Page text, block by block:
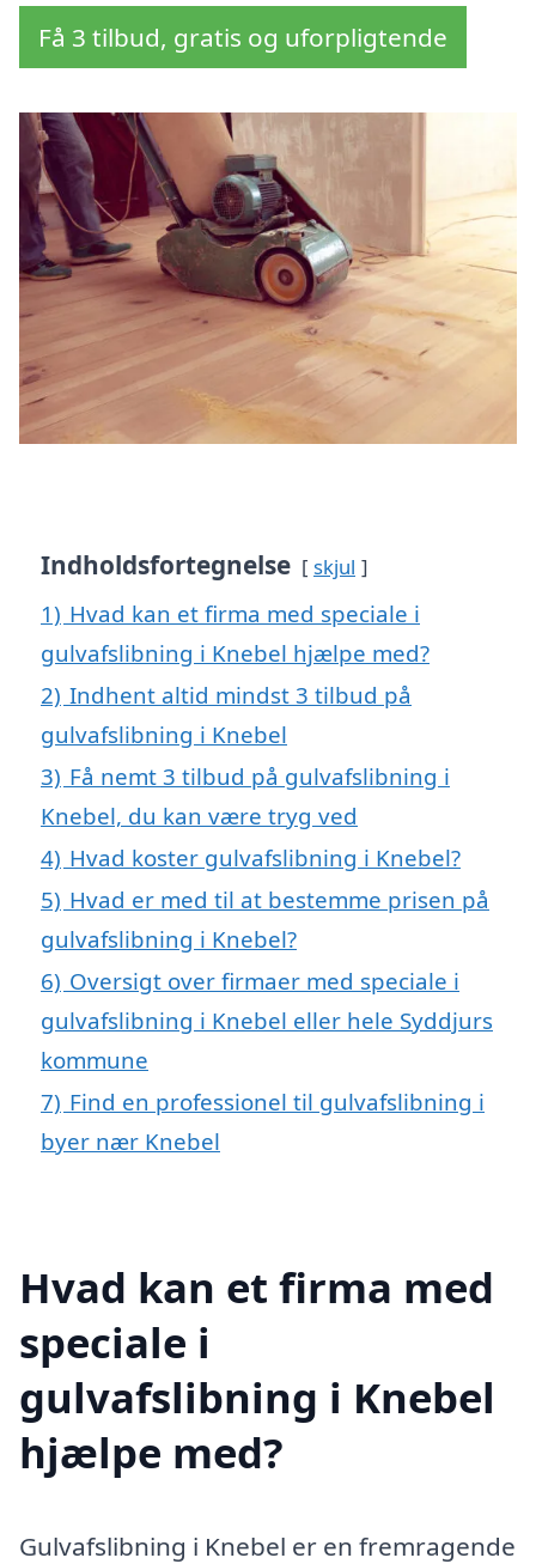
Få 3 tilbud, gratis og uforpligtende
Indholdsfortegnelse skjul
1) Hvad kan et firma med speciale i
gulvafslibning i Knebel hjælpe med?
2) Indhent altid mindst 3 tilbud på
gulvafslibning i Knebel
3) Få nemt 3 tilbud på gulvafslibning i
Knebel, du kan være tryg ved
4) Hvad koster gulvafslibning i Knebel?
5) Hvad er med til at bestemme prisen på
gulvafslibning i Knebel?
6) Oversigt over firmaer med speciale i
gulvafslibning i Knebel eller hele Syddjurs
kommune
7) Find en professionel til gulvafslibning i
byer nær Knebel
Hvad kan et firma med
speciale i
gulvafslibning i Knebel
hjælpe med?
Gulvafslibning i Knebel er en fremragende